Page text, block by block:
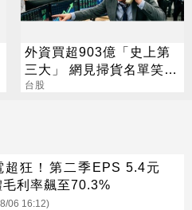
外資買超903億「史上第
三大」 網見掃貨名單笑：
不懂在幹嘛
台股
超狂！第二季EPS 5.4元
毛利率飆至70.3%
06 16:12)